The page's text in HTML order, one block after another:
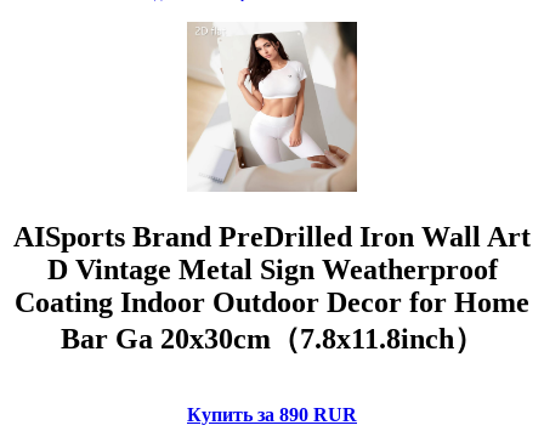
AISports Brand PreDrilled Iron Wall Art
D Vintage Metal Sign Weatherproof
Coating Indoor Outdoor Decor for Home
Bar Ga 20x30cm（7.8x11.8inch）
Купить за 890 RUR